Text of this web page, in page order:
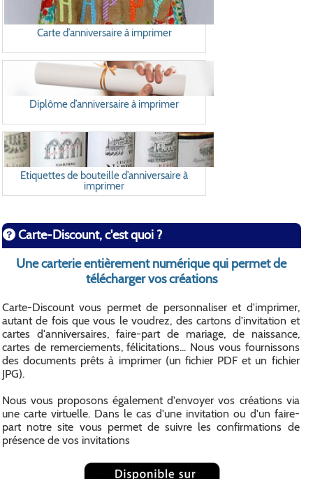
Carte d’anniversaire à imprimer
Diplôme d’anniversaire à imprimer
Etiquettes de bouteille d’anniversaire à
imprimer
Carte-Discount, c'est quoi ?
Une carterie entièrement numérique qui permet de
télécharger vos créations
Carte-Discount vous permet de personnaliser et d'imprimer,
autant de fois que vous le voudrez, des cartons d'invitation et
cartes d'anniversaires, faire-part de mariage, de naissance,
cartes de remerciements, félicitations... Nous vous fournissons
des documents prêts à imprimer (un fichier PDF et un fichier
JPG).
Nous vous proposons également d'envoyer vos créations via
une carte virtuelle. Dans le cas d'une invitation ou d'un faire-
part notre site vous permet de suivre les confirmations de
présence de vos invitations